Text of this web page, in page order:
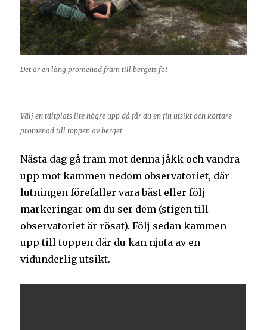
Det är en lång promenad fram till bergets fot
Välj en tältplats lite högre upp då får du en fin utsikt och kortare
promenad till toppen av berget
Nästa dag gå fram mot denna jåkk och vandra
upp mot kammen nedom observatoriet, där
lutningen förefaller vara bäst eller följ
markeringar om du ser dem (stigen till
observatoriet är rösat). Följ sedan kammen
upp till toppen där du kan njuta av en
vidunderlig utsikt.